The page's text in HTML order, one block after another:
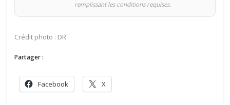
remplissant les conditions requises.
Crédit photo : DR
Partager :
Facebook X